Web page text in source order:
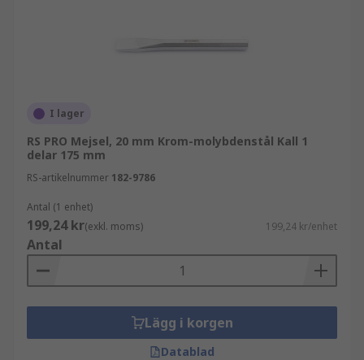
I lager
RS PRO Mejsel, 20 mm Krom-molybdenstål Kall 1
delar 175 mm
RS-artikelnummer 182-9786
Antal (1 enhet)
199,24 kr(exkl. moms) 199,24 kr/enhet
Antal
Lägg i korgen
Datablad